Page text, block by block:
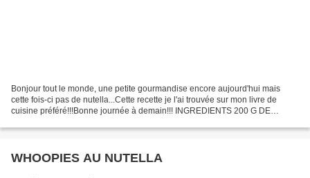
Bonjour tout le monde, une petite gourmandise encore aujourd'hui mais
cette fois-ci pas de nutella...Cette recette je l'ai trouvée sur mon livre de
cuisine préféré!!!Bonne journée à demain!!! INGREDIENTS 200 G DE
WHOOPIES AU NUTELLA